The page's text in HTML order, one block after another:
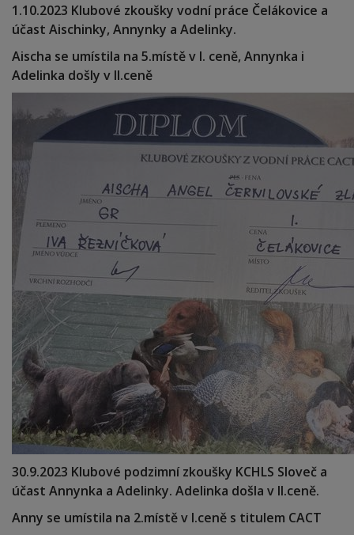
1.10.2023 Klubové zkoušky vodní práce Čelákovice a
účast Aischinky, Annynky a Adelinky.
Aischa se umístila na 5.místě v I. ceně, Annynka i
Adelinka došly v II.ceně
30.9.2023 Klubové podzimní zkoušky KCHLS Sloveč a
účast Annynka a Adelinky. Adelinka došla v II.ceně.
Anny se umístila na 2.místě v I.ceně s titulem CACT